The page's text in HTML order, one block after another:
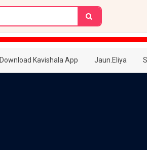
Download Kavishala App Jaun.Eliya